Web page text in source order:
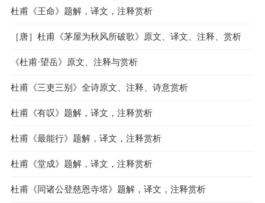
杜甫《王命》题解，译文，注释赏析
［唐］杜甫《茅屋为秋风所破歌》原文、译文、注释、赏析
《杜甫·望岳》原文、注释与赏析
杜甫《三吏三别》全诗原文、注释、诗意赏析
杜甫《有叹》题解，译文，注释赏析
杜甫《最能行》题解，译文，注释赏析
杜甫《堂成》题解，译文，注释赏析
杜甫《同诸公登慈恩寺塔》题解，译文，注释赏析